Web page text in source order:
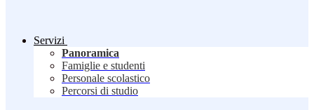
Servizi
Panoramica
Famiglie e studenti
Personale scolastico
Percorsi di studio